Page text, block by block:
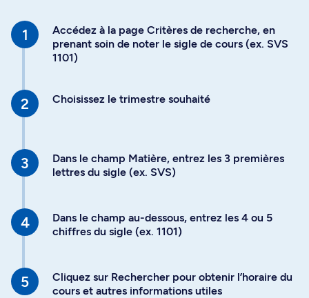
Accédez à la page Critères de recherche, en
prenant soin de noter le sigle de cours (ex. SVS
1101)
Choisissez le trimestre souhaité
Dans le champ Matière, entrez les 3 premières
lettres du sigle (ex. SVS)
Dans le champ au-dessous, entrez les 4 ou 5
chiffres du sigle (ex. 1101)
Cliquez sur Rechercher pour obtenir l’horaire du
cours et autres informations utiles